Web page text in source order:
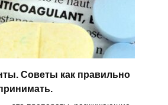
Советы как правильно